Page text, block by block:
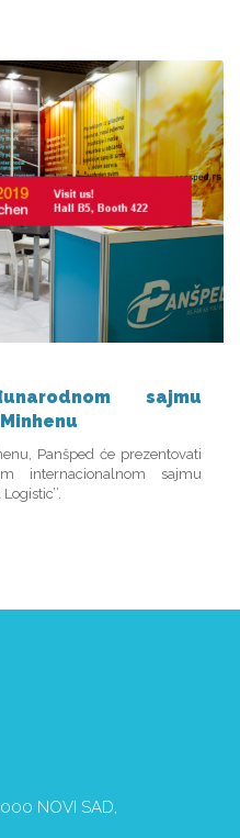
sajmu
Panšped će prezentovati
internacionalnom sajmu
NOVI SAD,